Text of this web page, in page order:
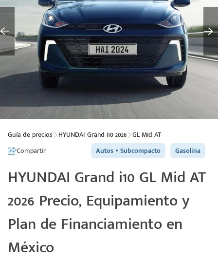
Guía de precios HYUNDAI Grand i10 2026 GL Mid AT
Compartir
Autos Subcompacto Gasolina
HYUNDAI Grand i10 GL Mid AT
2026 Precio, Equipamiento y
Plan de Financiamiento en
México